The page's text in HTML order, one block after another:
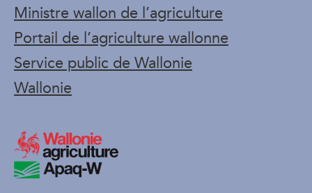
Ministre wallon de l’agriculture
Portail de l’agriculture wallonne
Service public de Wallonie
Wallonie